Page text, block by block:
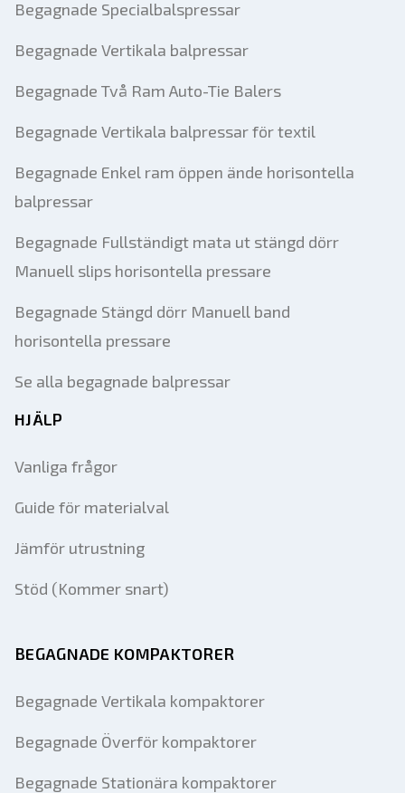
Begagnade Specialbalspressar
Begagnade Vertikala balpressar
Begagnade Två Ram Auto-Tie Balers
Begagnade Vertikala balpressar för textil
Begagnade Enkel ram öppen ände horisontella
balpressar
Begagnade Fullständigt mata ut stängd dörr
Manuell slips horisontella pressare
Begagnade Stängd dörr Manuell band
horisontella pressare
Se alla begagnade balpressar
HJÄLP
Vanliga frågor
Guide för materialval
Jämför utrustning
Stöd (Kommer snart)
BEGAGNADE KOMPAKTORER
Begagnade Vertikala kompaktorer
Begagnade Överför kompaktorer
Begagnade Stationära kompaktorer